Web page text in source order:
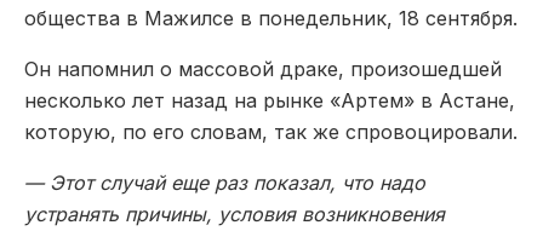
общества в Мажилсе в понедельник, 18 сентября.
Он напомнил о массовой драке, произошедшей
несколько лет назад на рынке «Артем» в Астане,
которую, по его словам, так же спровоцировали.
— Этот случай еще раз показал, что надо
устранять причины, условия возникновения